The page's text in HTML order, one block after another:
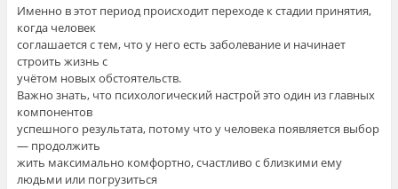
Именно в этот период происходит переходе к стадии принятия,
когда человек
соглашается с тем, что у него есть заболевание и начинает
строить жизнь с
учётом новых обстоятельств.
Важно знать, что психологический настрой это один из главных
компонентов
успешного результата, потому что у человека появляется выбор
— продолжить
жить максимально комфортно, счастливо с близкими ему
людьми или погрузиться